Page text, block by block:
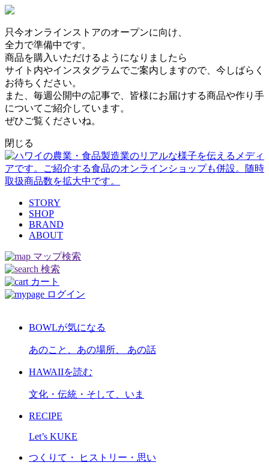
只今オンラインストアのオープンに向け、
全力で準備中です。
商品を購入いただけるようになりましたら
サイト内やインスタグラムでご案内しますので、今しばらく
お待ちください。
また、毎週公開中の記事で、皆様にお届けする商品や作り手
についてご紹介しています。
ぜひご覧くださいね。
閉じる
STORY
SHOP
BRAND
ABOUT
マップ検索
検索
カート
ログイン
BOWLが気になる
あのこと、あの場所、 あの話
HAWAIIを読む
文化・伝統・そして、いま
RECIPE
Let’s KUKE
つくりて・ ヒストリー・思い